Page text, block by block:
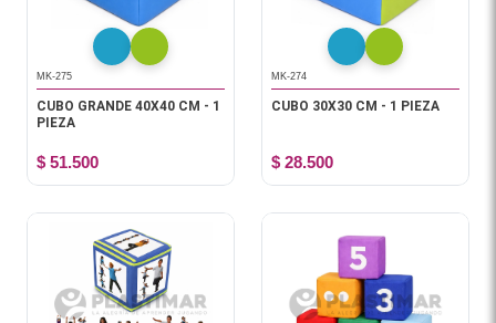
MK-275
CUBO GRANDE 40X40 CM - 1
PIEZA
$ 51.500
MK-274
CUBO 30X30 CM - 1 PIEZA
$ 28.500